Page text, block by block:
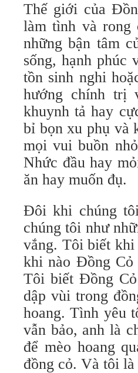
Thế giới của
làm tình và rong
những bận tâm
sống, hạnh phúc
tồn sinh nghi
hướng chính trị
khuynh tả hay
bỉ bọn xu phụ và
mọi vui buồn
Nhức đầu hay
ăn hay muốn đụ.
Đôi khi chúng
chúng tôi như
vắng. Tôi biết
khi nào Đồng Cỏ
Tôi biết Đồng
dập vùi trong
hoang. Tình yêu
vẫn bảo, anh là
để mèo hoang
đồng cỏ. Và tôi